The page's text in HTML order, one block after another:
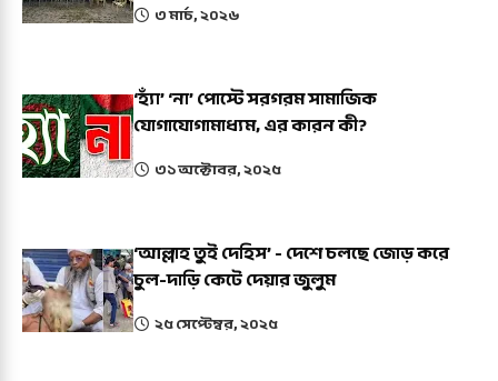
৩ মার্চ, ২০২৬
‘হ্যাঁ’ ‘না’ পোস্টে সরগরম সামাজিক
যোগাযোগামাধ্যম, এর কারন কী?
৩১ অক্টোবর, ২০২৫
‘আল্লাহ তুই দেহিস’ - দেশে চলছে জোড় করে
চুল-দাড়ি কেটে দেয়ার জুলুম
২৫ সেপ্টেম্বর, ২০২৫